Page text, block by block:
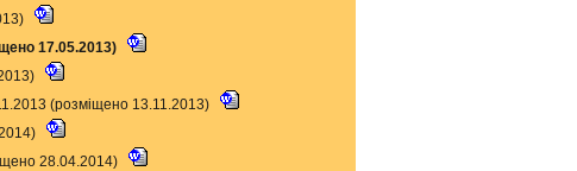
17.05.2013)
(розміщено 13.11.2013)
28.04.2014)